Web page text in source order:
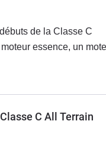
de la Classe C
essence, un
C All Terrain